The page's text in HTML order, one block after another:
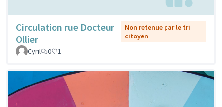
Circulation rue Docteur
Ollier
Non retenue par le tri
citoyen
Cyril
0 1